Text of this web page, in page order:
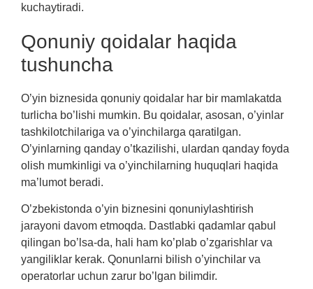
kuchaytiradi.
Qonuniy qoidalar haqida
tushuncha
O’yin biznesida qonuniy qoidalar har bir mamlakatda
turlicha bo’lishi mumkin. Bu qoidalar, asosan, o’yinlar
tashkilotchilariga va o’yinchilarga qaratilgan.
O’yinlarning qanday o’tkazilishi, ulardan qanday foyda
olish mumkinligi va o’yinchilarning huquqlari haqida
ma’lumot beradi.
O’zbekistonda o’yin biznesini qonuniylashtirish
jarayoni davom etmoqda. Dastlabki qadamlar qabul
qilingan bo’lsa-da, hali ham ko’plab o’zgarishlar va
yangiliklar kerak. Qonunlarni bilish o’yinchilar va
operatorlar uchun zarur bo’lgan bilimdir.